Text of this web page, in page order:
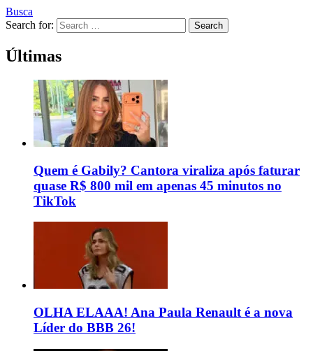
Busca
Search for:
Search
Últimas
Quem é Gabily? Cantora viraliza após faturar
quase R$ 800 mil em apenas 45 minutos no
TikTok
OLHA ELAAA! Ana Paula Renault é a nova
Líder do BBB 26!